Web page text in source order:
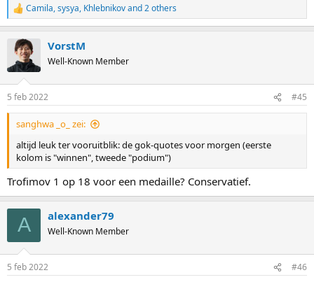
R
e
c
t
i
n
s
:
Camila,sysya, Khlebnikovand 2 others
VorstM
Well-Known Member
5 feb 2022 #45
sanghwa _o_ zei:
altijd leuk ter vooruitblik: de gok-quotes voor morgen (eerste
kolom is "winnen", tweede "podium")
Trofimov 1 op 18 voor een medaille? Conservatief.
A alexander79
Well-Known Member
5 feb 2022 #46